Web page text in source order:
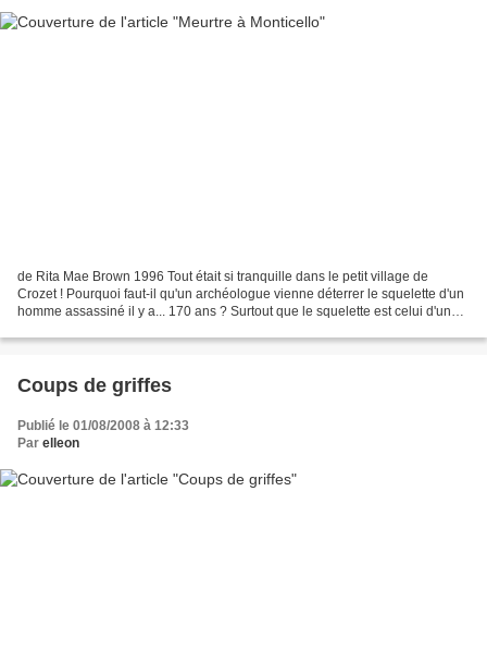
de Rita Mae Brown 1996 Tout était si tranquille dans le petit village de
Crozet ! Pourquoi faut-il qu'un archéologue vienne déterrer le squelette d'un
homme assassiné il y a... 170 ans ? Surtout que le squelette est celui d'un
Coups de griffes
Publié le 01/08/2008 à 12:33
Par elleon